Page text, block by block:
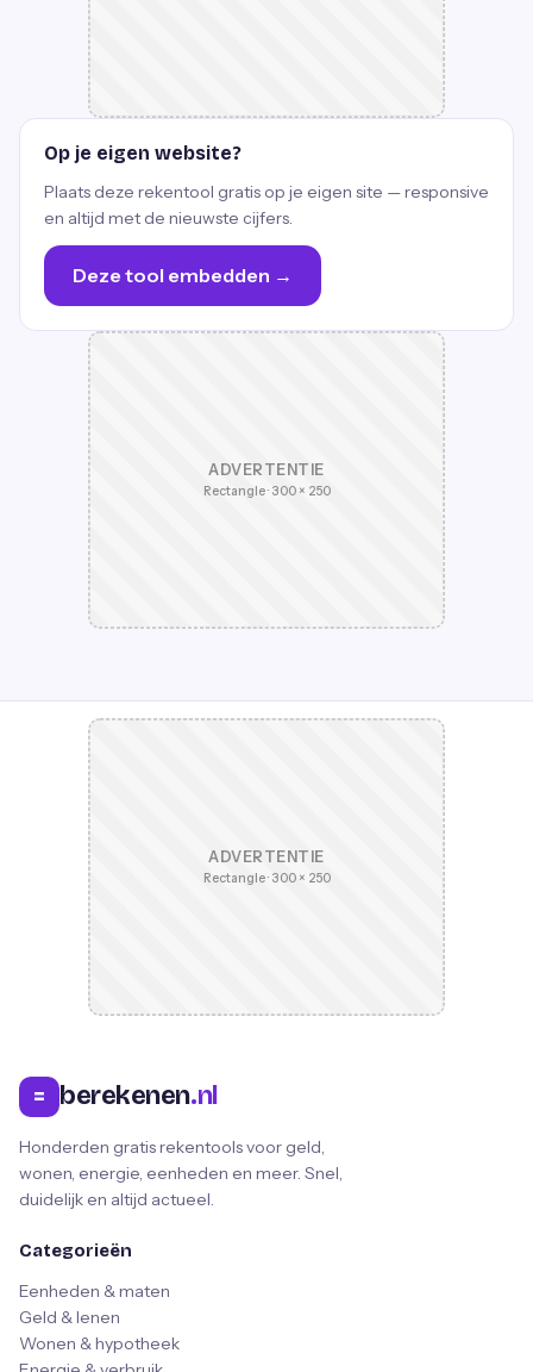
Op je eigen website?
Plaats deze rekentool gratis op je eigen site — responsive
en altijd met de nieuwste cijfers.
Deze tool embedden →
ADVERTENTIE
Rectangle · 300 × 250
ADVERTENTIE
Rectangle · 300 × 250
= berekenen.nl
Honderden gratis rekentools voor geld,
wonen, energie, eenheden en meer. Snel,
duidelijk en altijd actueel.
Categorieën
Eenheden & maten
Geld & lenen
Wonen & hypotheek